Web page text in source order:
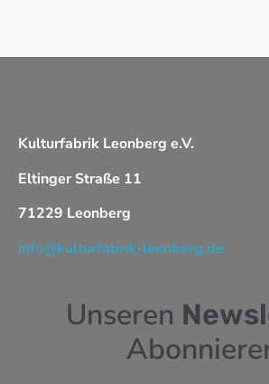
Kulturfabrik Leonberg e.V.
Eltinger Straße 11
71229 Leonberg
info@kulturfabrik-leonberg.de
Unseren